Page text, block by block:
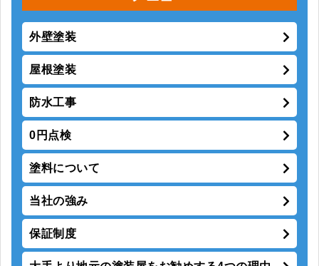
外壁塗装
屋根塗装
防水工事
0円点検
塗料について
当社の強み
保証制度